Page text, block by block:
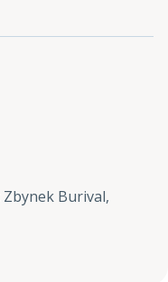
Zbynek Burival,